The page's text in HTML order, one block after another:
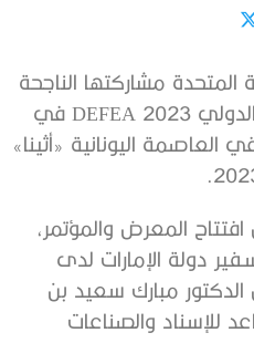
المتحدة مشاركتها الناجحة
في معرض ومؤتمر الدفاع الدولي DEFEA 2023 في
العاصمة اليونانية «أثينا»
المعرض والمؤتمر،
دولة الإمارات لدى
الدكتور مبارك سعيد بن
للإسناد والصناعات